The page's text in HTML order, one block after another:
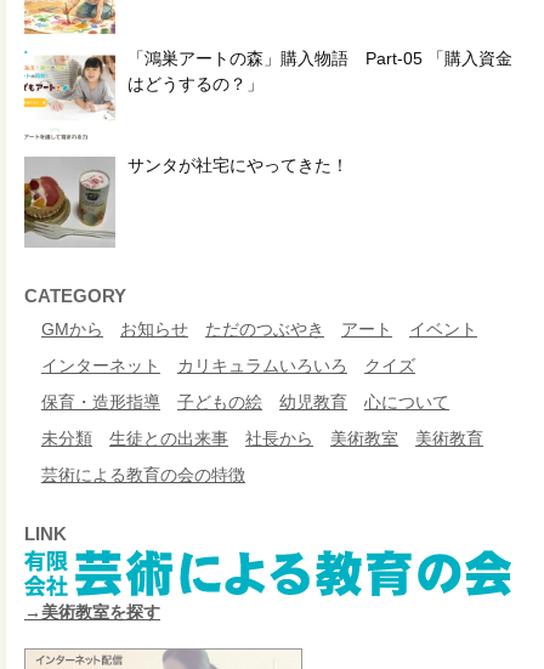
「鴻巣アートの森」購入物語 Part-05 「購入資金
はどうするの？」
サンタが社宅にやってきた！
CATEGORY
GMから お知らせ ただのつぶやき アート
イベント
インターネット
カリキュラムいろいろ
クイズ
保育・造形指導
子どもの絵 幼児教育
心について
未分類
生徒との出来事 社長から 美術教室
美術教育
芸術による教育の会の特徴
LINK
→美術教室を探す